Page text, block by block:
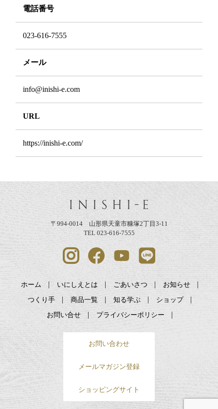
電話番号
023-616-7555
メール
info@inishi-e.com
URL
https://inishi-e.com/
〒994-0014 山形県天童市糠塚2丁目3-11
TEL 023-616-7555
ホーム いにしえとは ごあいさつ
お知らせ
つくり手
商品一覧 知る学ぶ
ショップ
お問い合せ
プライバシーポリシー
お問い合わせ
メールマガジン登録
ショッピングサイト